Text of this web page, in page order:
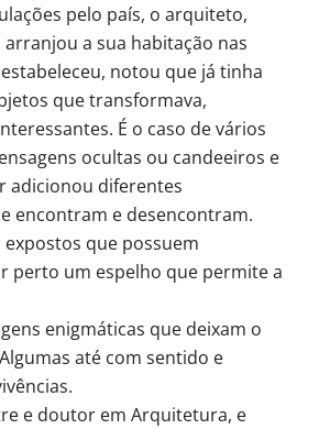
pelo país, o arquiteto,
a sua habitação nas
notou que já tinha
que transformava,
É o caso de vários
ocultas ou candeeiros e
adicionou diferentes
encontram e desencontram.
que possuem
perto um espelho que permite a
enigmáticas que deixam o
até com sentido e
e doutor em Arquitetura, e